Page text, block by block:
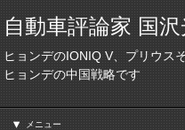
自動車評論家 国
ヒョンデのIONIQ V、プリウ
ヒョンデの中国戦略です
メニュー